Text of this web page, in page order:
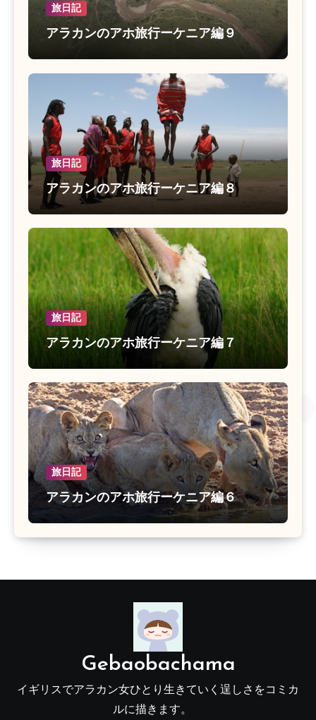
旅日記
アラカンのアホ旅行ーケニア編９
旅日記
アラカンのアホ旅行ーケニア編８
旅日記
アラカンのアホ旅行ーケニア編７
旅日記
アラカンのアホ旅行ーケニア編６
Gebaobachama
イギリスでアラカン女ひとり生きていく逞しさをコミカ
ルに描きます。